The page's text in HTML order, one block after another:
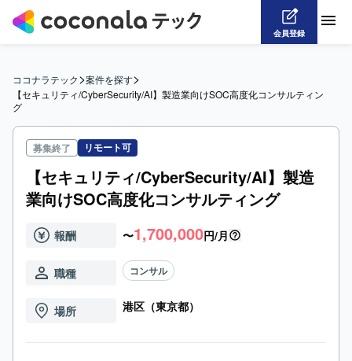
会員登録
ココナラテック>案件を探す>
【セキュリティ/CyberSecurity/AI】製造業向けSOC高度化コンサルティン
グ
募集終了 リモート可
【セキュリティ/CyberSecurity/AI】製造
業向けSOC高度化コンサルティング
報酬 〜1,700,000円/月
職種 コンサル
場所 港区（東京都）